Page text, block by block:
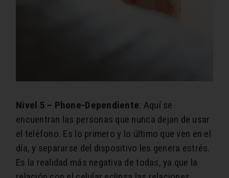
Nivel 5 – Phone-Dependiente: Aquí se
encuentran las personas que nunca dejan de usar
el teléfono. Es lo primero y lo último que ven en el
día, y separarse del dispositivo les genera estrés.
Es la realidad más negativa de todas, ya que la